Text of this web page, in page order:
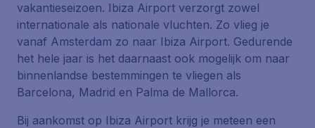
vakantieseizoen. Ibiza Airport verzorgt zowel
internationale als nationale vluchten. Zo vlieg je
vanaf Amsterdam zo naar Ibiza Airport. Gedurende
het hele jaar is het daarnaast ook mogelijk om naar
binnenlandse bestemmingen te vliegen als
Barcelona, Madrid en Palma de Mallorca.
Bij aankomst op Ibiza Airport krijg je meteen een